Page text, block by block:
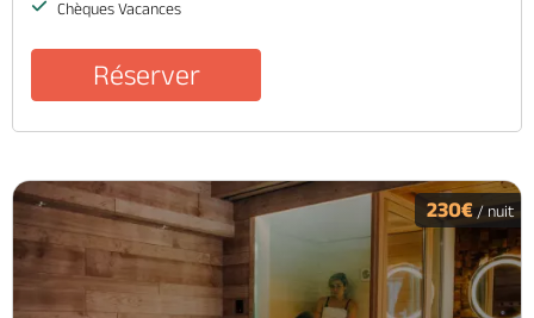
Chèques Vacances
Réserver
230€ / nuit